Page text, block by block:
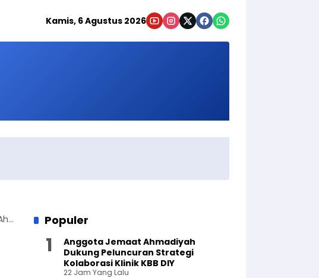
Kamis, 6 Agustus 2026
Ratusan Anggota Hadiri Peringatan Hari Masih Khilafat di Jemaat Ahmadiyah Bawang Populer
Anggota Jemaat Ahmadiyah
Dukung Peluncuran Strategi
Kolaborasi Klinik KBB DIY
22 Jam Yang Lalu